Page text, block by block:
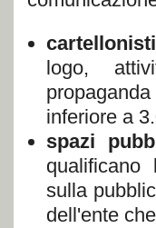
logo,
inferiore a
spazi
qualificano
sulla
dell'ente